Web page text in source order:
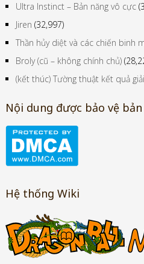
Ultra Instinct – Bản năng vô cực
Jiren (32,997)
Thần hủy diệt và các chiến binh
Broly (cũ – không chính chủ)
(kết thúc) Tường thuật kết quả
Nội dung được bảo vệ
Hệ thống Wiki